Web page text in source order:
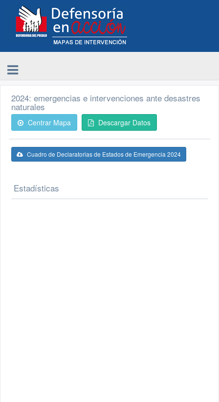
2024: emergencias e intervenciones ante desastres
naturales
Centrar Mapa Descargar Datos
Cuadro de Declaratorias de Estados de Emergencia 2024
Estadísticas